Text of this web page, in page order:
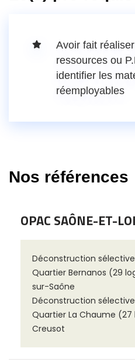
Avoir fait
ressources ou
identifier les
réemployables
Nos références
OPAC SAÔNE-ET-
Déconstruction
Quartier Bernanos (29
sur-Saône
Déconstruction
Quartier La Chaume
Creusot